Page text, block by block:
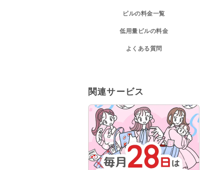
ピルの料金一覧
低用量ピルの料金
よくある質問
関連サービス